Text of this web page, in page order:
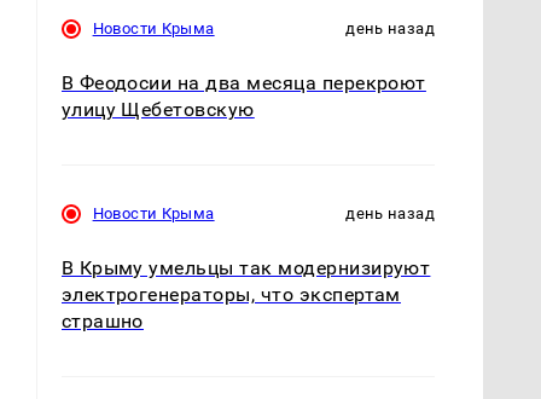
Новости Крыма день назад
В Феодосии на два месяца перекроют
улицу Щебетовскую
Новости Крыма день назад
В Крыму умельцы так модернизируют
электрогенераторы, что экспертам
страшно